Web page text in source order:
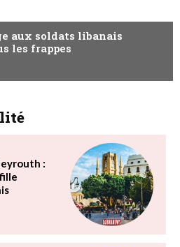
aux soldats libanais
les frappes
: